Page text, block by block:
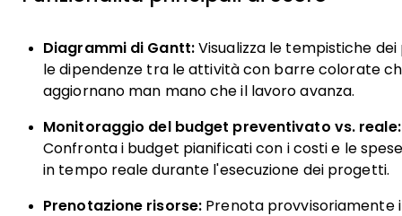
Diagrammi di Gantt:Visualizza le tempistiche
le dipendenze tra le attività con barre colorate
aggiornano man mano che il lavoro avanza.
Monitoraggio del budget preventivato vs. reale:
Confronta i budget pianificati con i costi e le
in tempo reale durante l'esecuzione dei progetti.
Prenotazione risorse: Prenota provvisoriamente